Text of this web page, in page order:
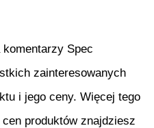
Spec
zainteresowanych
i jego ceny. Więcej tego
produktów znajdziesz